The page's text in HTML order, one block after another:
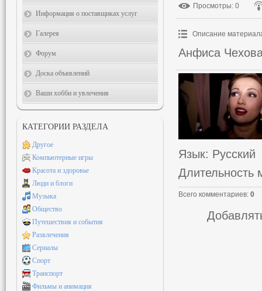
Просмотры: 0
Описание
Анфиса
Язык: Русский
Длительность
Всего комментариев: 0
Информация о поставщиках услуг
Галерея
Форум
Доска объявлений
Ваши хобби и увлечения
КАТЕГОРИИ РАЗДЕЛА
Другое
Компьютерные игры
Красота и здоровье
Люди и блоги
Музыка
Общество
Путешествия и события
Развлечения
Сериалы
Спорт
Транспорт
Фильмы и анимация